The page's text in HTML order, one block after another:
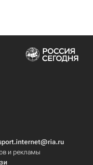
и рекламы